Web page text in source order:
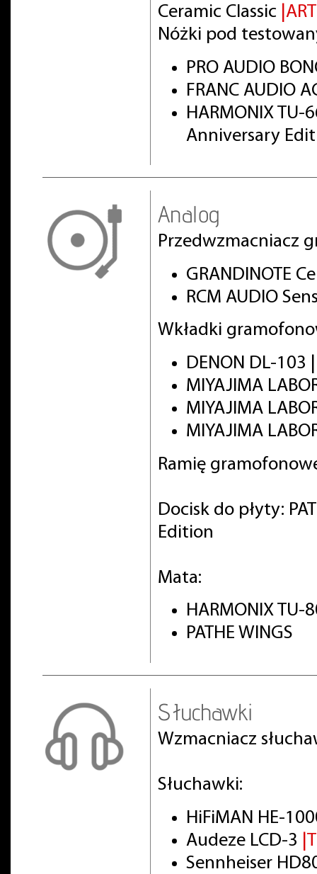
Ceramic Classic
Nóżki pod
PRO AUDIO
FRANC AUDIO
HARMONIX TU-
Anniversary
Analog
Przedwzmacniacz
GRANDINOTE
RCM AUDIO
Wkładki
DENON DL-103
MIYAJIMA
MIYAJIMA
MIYAJIMA
Ramię
Docisk do płyty:
Edition
Mata:
HARMONIX TU-
PATHE WINGS
Słuchawki
Wzmacniacz
Słuchawki:
HiFiMAN HE-
Audeze LCD-3
Sennheiser